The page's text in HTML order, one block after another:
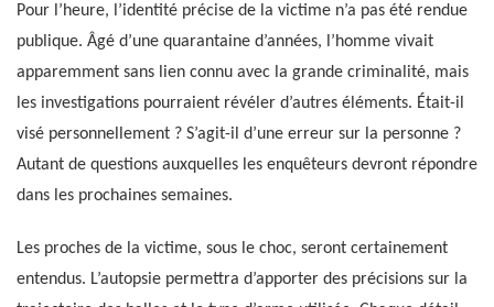
Pour l’heure, l’identité précise de la victime n’a pas été rendue
publique. Âgé d’une quarantaine d’années, l’homme vivait
apparemment sans lien connu avec la grande criminalité, mais
les investigations pourraient révéler d’autres éléments. Était-il
visé personnellement ? S’agit-il d’une erreur sur la personne ?
Autant de questions auxquelles les enquêteurs devront répondre
dans les prochaines semaines.
Les proches de la victime, sous le choc, seront certainement
entendus. L’autopsie permettra d’apporter des précisions sur la